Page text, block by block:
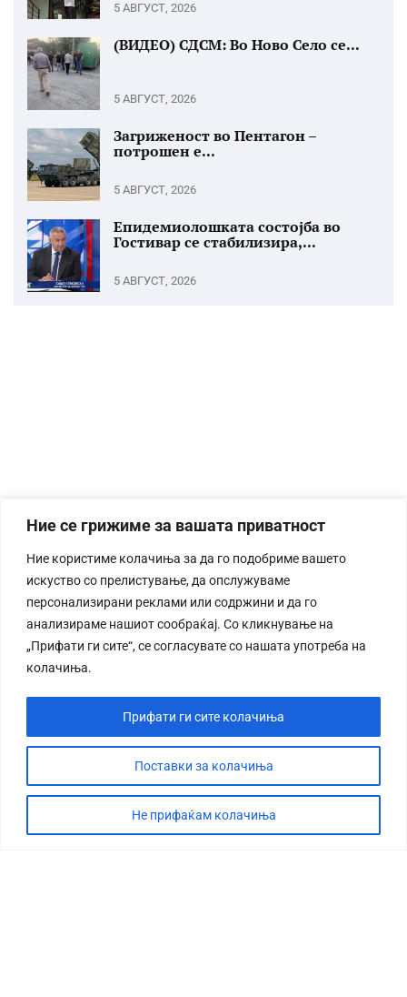
Ние се грижиме за вашата приватност
Ние користиме колачиња за да го подобриме вашето
искуство со прелистување, да опслужуваме
персонализирани реклами или содржини и да го
анализираме нашиот сообраќај. Со кликнување на
„Прифати ги сите“, се согласувате со нашата употреба на
колачиња.
Поставки за колачиња
Не прифаќам колачиња
Прифати ги сите колачиња
5 АВГУСТ, 2026
(ВИДЕО) СДСМ: Во Ново Село се...
5 АВГУСТ, 2026
Загриженост во Пентагон –
потрошен е...
5 АВГУСТ, 2026
Епидемиолошката состојба во
Гостивар се стабилизира,...
5 АВГУСТ, 2026